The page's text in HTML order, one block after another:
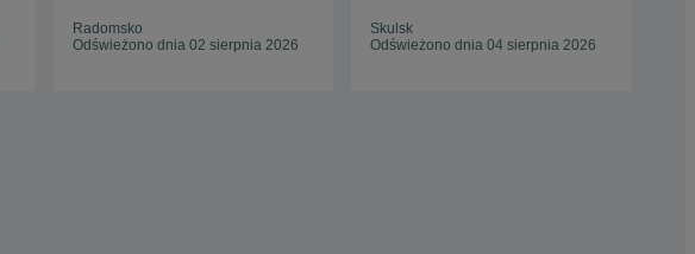
Radomsko
Odświeżono dnia 02 sierpnia 2026
Skulsk
Odświeżono dnia 04 sierpnia 2026